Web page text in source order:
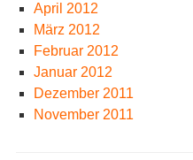
April 2012
März 2012
Februar 2012
Januar 2012
Dezember 2011
November 2011